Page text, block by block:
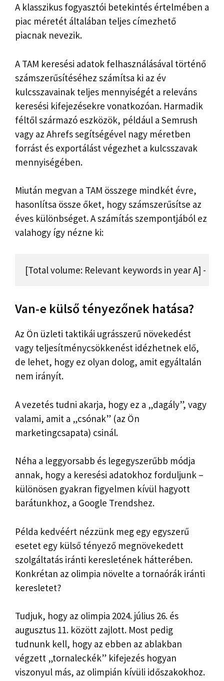
A klasszikus fogyasztói betekintés értelmében a
piac méretét általában teljes címezhető
piacnak nevezik.
A TAM keresési adatok felhasználásával történő
számszerűsítéséhez számítsa ki az év
kulcsszavainak teljes mennyiségét a releváns
keresési kifejezésekre vonatkozóan. Harmadik
féltől származó eszközök, például a Semrush
vagy az Ahrefs segítségével nagy méretben
forrást és exportálást végezhet a kulcsszavak
mennyiségében.
Miután megvan a TAM összege mindkét évre,
hasonlítsa össze őket, hogy számszerűsítse az
éves különbséget. A számítás szempontjából ez
valahogy így nézne ki:
[Total volume: Relevant keywords in year A] -
Van-e külső tényezőnek hatása?
Az Ön üzleti taktikái ugrásszerű növekedést
vagy teljesítménycsökkenést idézhetnek elő,
de lehet, hogy ez olyan dolog, amit egyáltalán
nem irányít.
A vezetés tudni akarja, hogy ez a „dagály”, vagy
valami, amit a „csónak” (az Ön
marketingcsapata) csinál.
Néha a leggyorsabb és legegyszerűbb módja
annak, hogy a keresési adatokhoz forduljunk –
különösen gyakran figyelmen kívül hagyott
barátunkhoz, a Google Trendshez.
Példa kedvéért nézzünk meg egy egyszerű
esetet egy külső tényező megnövekedett
szolgáltatás iránti keresletének hátterében.
Konkrétan az olimpia növelte a tornaórák iránti
keresletet?
Tudjuk, hogy az olimpia 2024. július 26. és
augusztus 11. között zajlott. Most pedig
tudnunk kell, hogy az ebben az ablakban
végzett „tornaleckék” kifejezés hogyan
viszonyul más, az olimpián kívüli időszakokhoz.